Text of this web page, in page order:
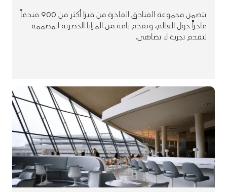
تتضمن مجموعة الفنادق الفاخرة من فيزا أكثر من 900 فندقاً
فاخراً حول العالم، وتقدم باقة من المزايا الحصرية المصممة
لتقدم تجربة لا تضاهى.
التسجيل في التطبيق ضروري لتفعيل ميزة الصالة لبطاقة فيزا
بلاتينوم الائتمانية الخاصة بك
الأهلية
: مجموع العمليات الدولية ١٠٠ دولار أمريكي خلال
٩٠ يوم.
سيطبق اعتبارًا من 2 فبراير 2026
أهلية الضيف:لصاحب البطاقة فقط, غير مسموح دخول
الضيوف.